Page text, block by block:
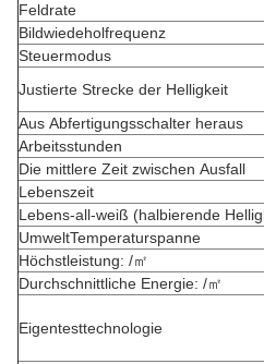
Feldrate
Bildwiedeholfrequenz
Steuermodus
Justierte Strecke der Helligkeit
Aus Abfertigungsschalter heraus
Arbeitsstunden
Die mittlere Zeit zwischen Ausfall
Lebenszeit
Lebens-all-weiß (halbierende
UmweltTemperaturspanne
Höchstleistung: /㎡
Durchschnittliche Energie: /㎡
Eigentesttechnologie